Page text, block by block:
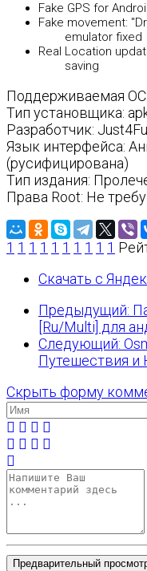
Fake GPS for
Fake movement:
emulator fixed
Real Location
saving
Поддерживаемая
Тип установщика:
Разработчик:
Язык интерфейса:
(русифицирована)
Тип издания:
Права Root: Не
1 1 1 1 1 1 1 1 1 1
Скачать с
Предыдущий:
[Ru/Multi] для
Следующий:
Путешествия и
Скрыть форму
Предварительный